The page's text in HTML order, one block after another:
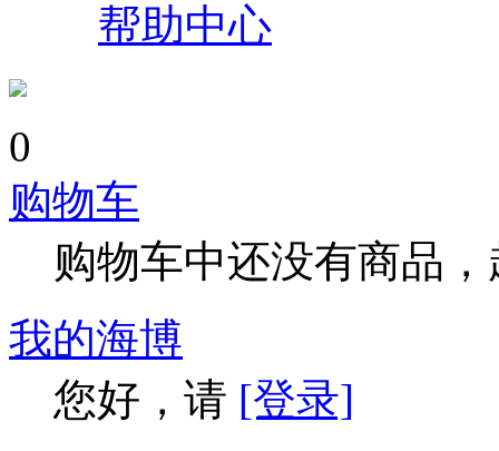
帮助中心
0
购物车
购物车中还没有商品
我的海博
您好，请 [登录]